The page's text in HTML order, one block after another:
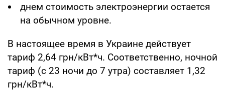
днем стоимость электроэнергии остается
на обычном уровне.
В настоящее время в Украине действует
тариф 2,64 грн/кВт*ч. Соответственно, ночной
тариф (с 23 ночи до 7 утра) составляет 1,32
грн/кВт*ч.